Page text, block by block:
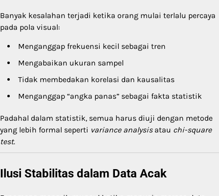
Banyak kesalahan terjadi ketika orang mulai terlalu percaya
pada pola visual:
Menganggap frekuensi kecil sebagai tren
Mengabaikan ukuran sampel
Tidak membedakan korelasi dan kausalitas
Menganggap “angka panas” sebagai fakta statistik
Padahal dalam statistik, semua harus diuji dengan metode
yang lebih formal seperti variance analysisatau chi-square
test.
Ilusi Stabilitas dalam Data Acak